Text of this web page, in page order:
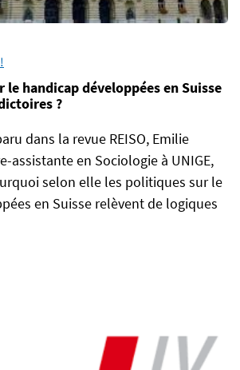
le handicap développées en Suisse
?
dans la revue REISO, Emilie
assistante en Sociologie à UNIGE,
selon elle les politiques sur le
en Suisse relèvent de logiques